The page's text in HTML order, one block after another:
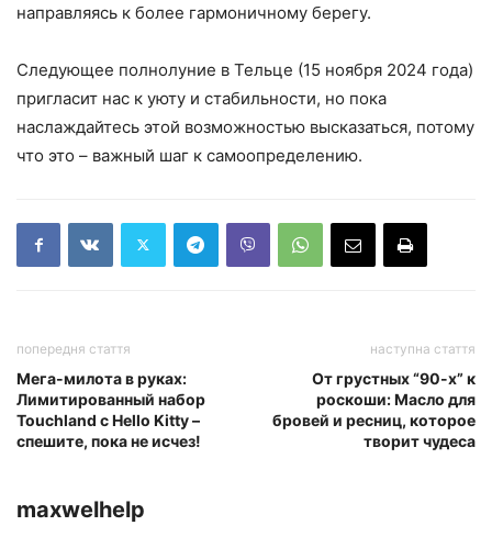
направляясь к более гармоничному берегу.
Следующее полнолуние в Тельце (15 ноября 2024 года)
пригласит нас к уюту и стабильности, но пока
наслаждайтесь этой возможностью высказаться, потому
что это – важный шаг к самоопределению.
попередня стаття
Мега-милота в руках:
Лимитированный набор
Touchland с Hello Kitty –
спешите, пока не исчез!
наступна стаття
От грустных “90-х” к
роскоши: Масло для
бровей и ресниц, которое
творит чудеса
maxwelhelp